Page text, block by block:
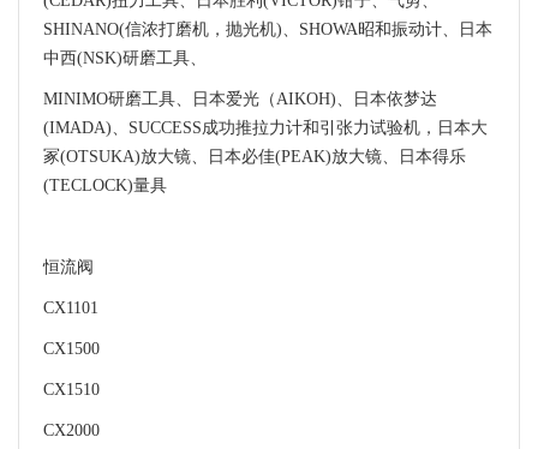
SHINANO(信浓打磨机，抛光机)、SHOWA昭和振动计、日本
中西(NSK)研磨工具、
MINIMO研磨工具、日本爱光（AIKOH)、日本依梦达
(IMADA)、SUCCESS成功推拉力计和引张力试验机，日本大
冢(OTSUKA)放大镜、日本必佳(PEAK)放大镜、日本得乐
(TECLOCK)量具
恒流阀
CX1101
CX1500
CX1510
CX2000